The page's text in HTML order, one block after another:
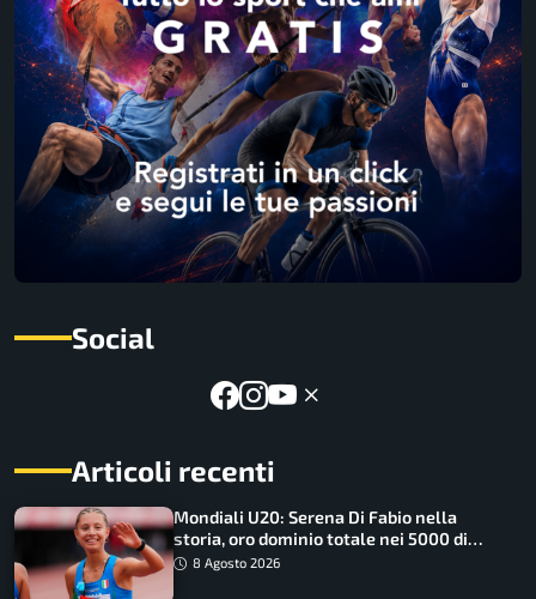
Social
Articoli recenti
Mondiali U20: Serena Di Fabio nella
storia, oro dominio totale nei 5000 di
marcia
8 Agosto 2026